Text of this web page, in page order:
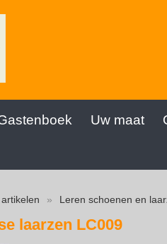
Uw maat
» Leren schoenen en
laarzen LC009